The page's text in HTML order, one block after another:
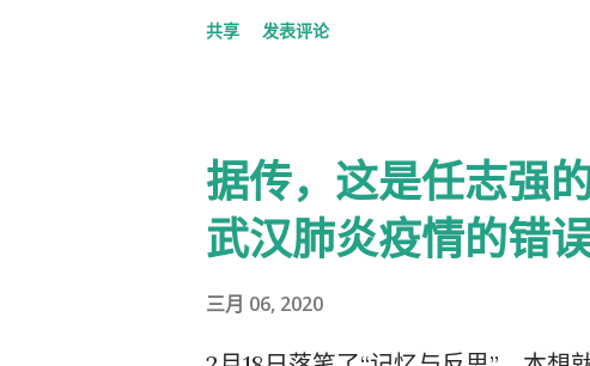
共享 发表评论
据传，这是任志强
武汉肺炎疫情的错
三月 06, 2020